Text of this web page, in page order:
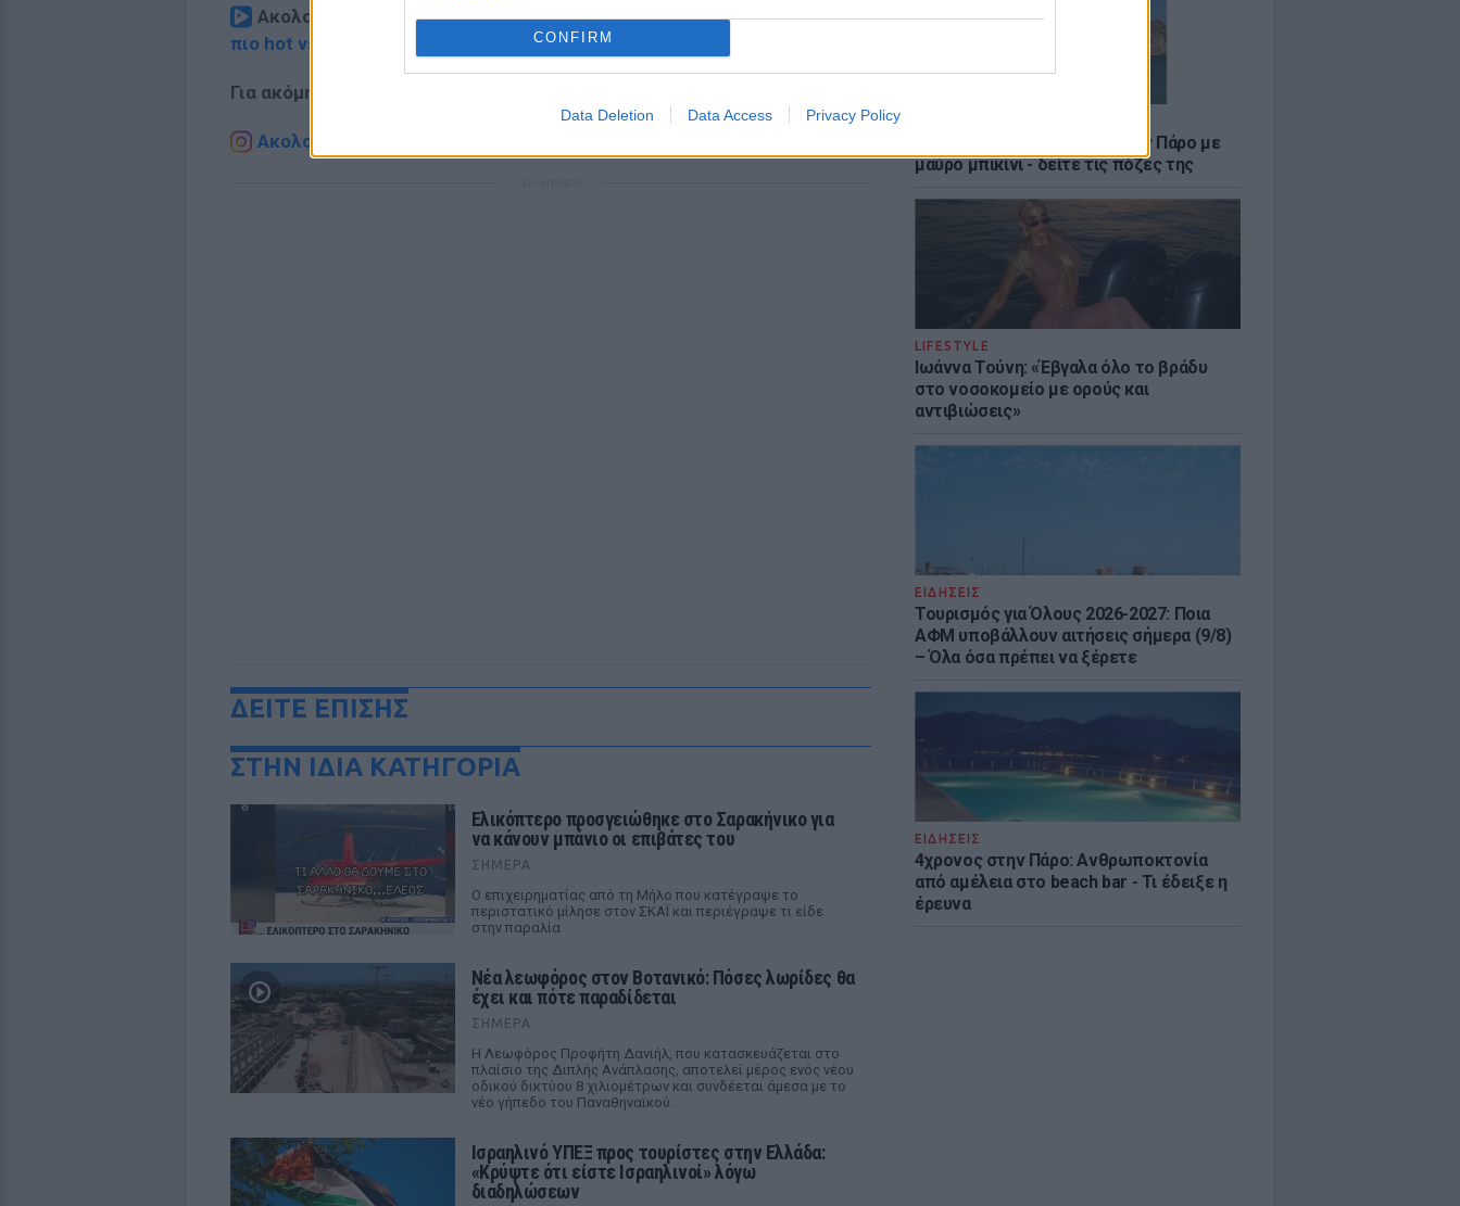
CONFIRM
Data Deletion Data Access Privacy Policy
Η Γαρυφαλλιά Καληφώνη στην Πάρο με
μαύρο μπικίνι - δείτε τις πόζες της
LIFESTYLE
Ιωάννα Τούνη: «Έβγαλα όλο το βράδυ
στο νοσοκομείο με ορούς και
αντιβιώσεις»
ΕΙΔΗΣΕΙΣ
Τουρισμός για Όλους 2026-2027: Ποια
ΑΦΜ υποβάλλουν αιτήσεις σήμερα (9/8)
– Όλα όσα πρέπει να ξέρετε
ΕΙΔΗΣΕΙΣ
4χρονος στην Πάρο: Ανθρωποκτονία
από αμέλεια στο beach bar - Τι έδειξε η
έρευνα
Ακολουθήστε το E-Radio.gr στοGoogle Newsκαι μάθετε πρώτοιτα
πιο hot νέα
Για ακόμη περισσότερα
Ακολουθήστε το E-Radio.gr και στο Instagram
ΔΕΙΤΕ ΕΠΙΣΗΣ
ΣΤΗΝ ΙΔΙΑ ΚΑΤΗΓΟΡΙΑ
Ελικόπτερο προσγειώθηκε στο Σαρακήνικο για
να κάνουν μπάνιο οι επιβάτες του
ΣΉΜΕΡΑ
Ο επιχειρηματίας από τη Μήλο που κατέγραψε το
περιστατικό μίλησε στον ΣΚΑΪ και περιέγραψε τι είδε
στην παραλία
Νέα λεωφόρος στον Βοτανικό: Πόσες λωρίδες θα
έχει και πότε παραδίδεται
ΣΉΜΕΡΑ
Η Λεωφόρος Προφήτη Δανιήλ, που κατασκευάζεται στο
πλαίσιο της Διπλής Ανάπλασης, αποτελεί μέρος ενός νέου
οδικού δικτύου 8 χιλιομέτρων και συνδέεται άμεσα με το
νέο γήπεδο του Παναθηναϊκού.
Ισραηλινό ΥΠΕΞ προς τουρίστες στην Ελλάδα:
«Κρύψτε ότι είστε Ισραηλινοί» λόγω
διαδηλώσεων